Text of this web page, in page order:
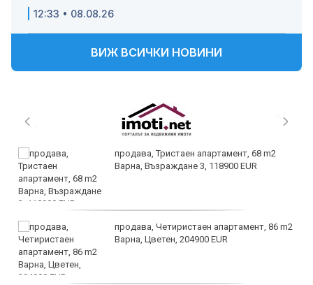
12:33 • 08.08.26
ВИЖ ВСИЧКИ НОВИНИ
продава, Тристаен апартамент, 68 m2
Варна, Възраждане 3, 118900 EUR
продава, Четиристаен апартамент, 86 m2
Варна, Цветен, 204900 EUR